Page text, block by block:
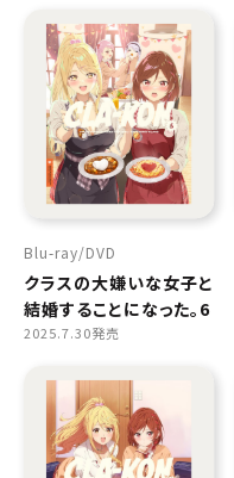
Blu-ray DVD
クラスの大嫌いな女子と
結婚することになった。6
2025.7.30発売